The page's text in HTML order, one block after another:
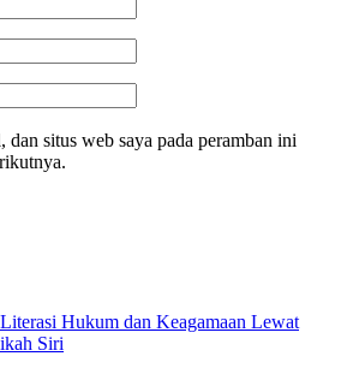
dan situs web saya pada peramban ini
Hukum dan Keagamaan Lewat
Siri